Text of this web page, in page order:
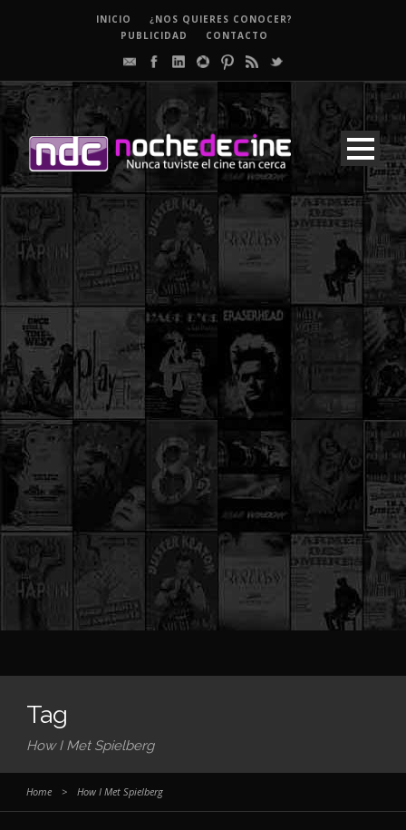
INICIO
¿NOS QUIERES CONOCER?
PUBLICIDAD
CONTACTO
Tag
How I Met Spielberg
Home > How I Met Spielberg